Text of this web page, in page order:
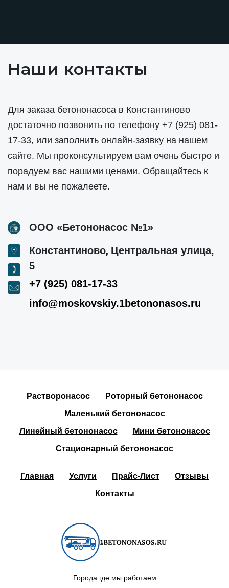
Наши контакты
Для заказа бетононасоса в Константиново
достаточно позвонить по телефону +7 (925) 081-
17-33, или заполнить онлайн-заявку на нашем
сайте. Мы проконсультируем вам очень быстро и
порадуем вас нашими ценами. Обращайтесь к
нам и вы не пожалеете.
ООО «Бетононасос №1»
Константиново, Центральная улица,
5
+7 (925) 081-17-33
info@moskovskiy.1betononasos.ru
Растворонасос
Роторный бетононасос
Маленький бетононасос
Линейный бетононасос
Мини бетононасос
Стационарный бетононасос
Главная Услуги Прайс-Лист
Отзывы
Контакты
Города где мы работаем